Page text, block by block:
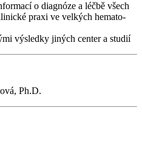
o diagnóze a léčbě všech
praxi ve velkých hemato-
výsledky jiných center a studií
Ph.D.